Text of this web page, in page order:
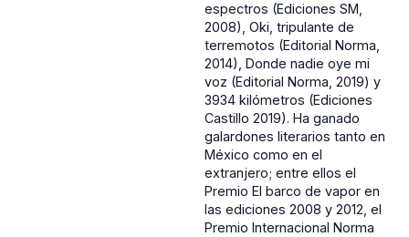
espectros (Ediciones SM,
2008), Oki, tripulante de
terremotos (Editorial Norma,
2014), Donde nadie oye mi
voz (Editorial Norma, 2019) y
3934 kilómetros (Ediciones
Castillo 2019). Ha ganado
galardones literarios tanto en
México como en el
extranjero; entre ellos el
Premio El barco de vapor en
las ediciones 2008 y 2012, el
Premio Internacional Norma